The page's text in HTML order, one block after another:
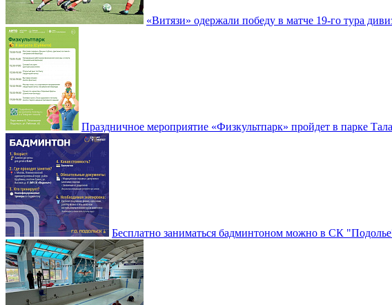
«Витязи» одержали победу в матче 19-го тура
Праздничное мероприятие «Физкультпарк» пройдет в парке
Бесплатно заниматься бадминтоном можно в СК